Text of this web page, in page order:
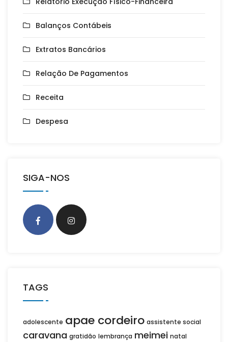
Balanços Contábeis
Extratos Bancários
Relação De Pagamentos
Receita
Despesa
SIGA-NOS
TAGS
adolescente apae cordeiro assistente social
caravana gratidão lembrança meimei natal